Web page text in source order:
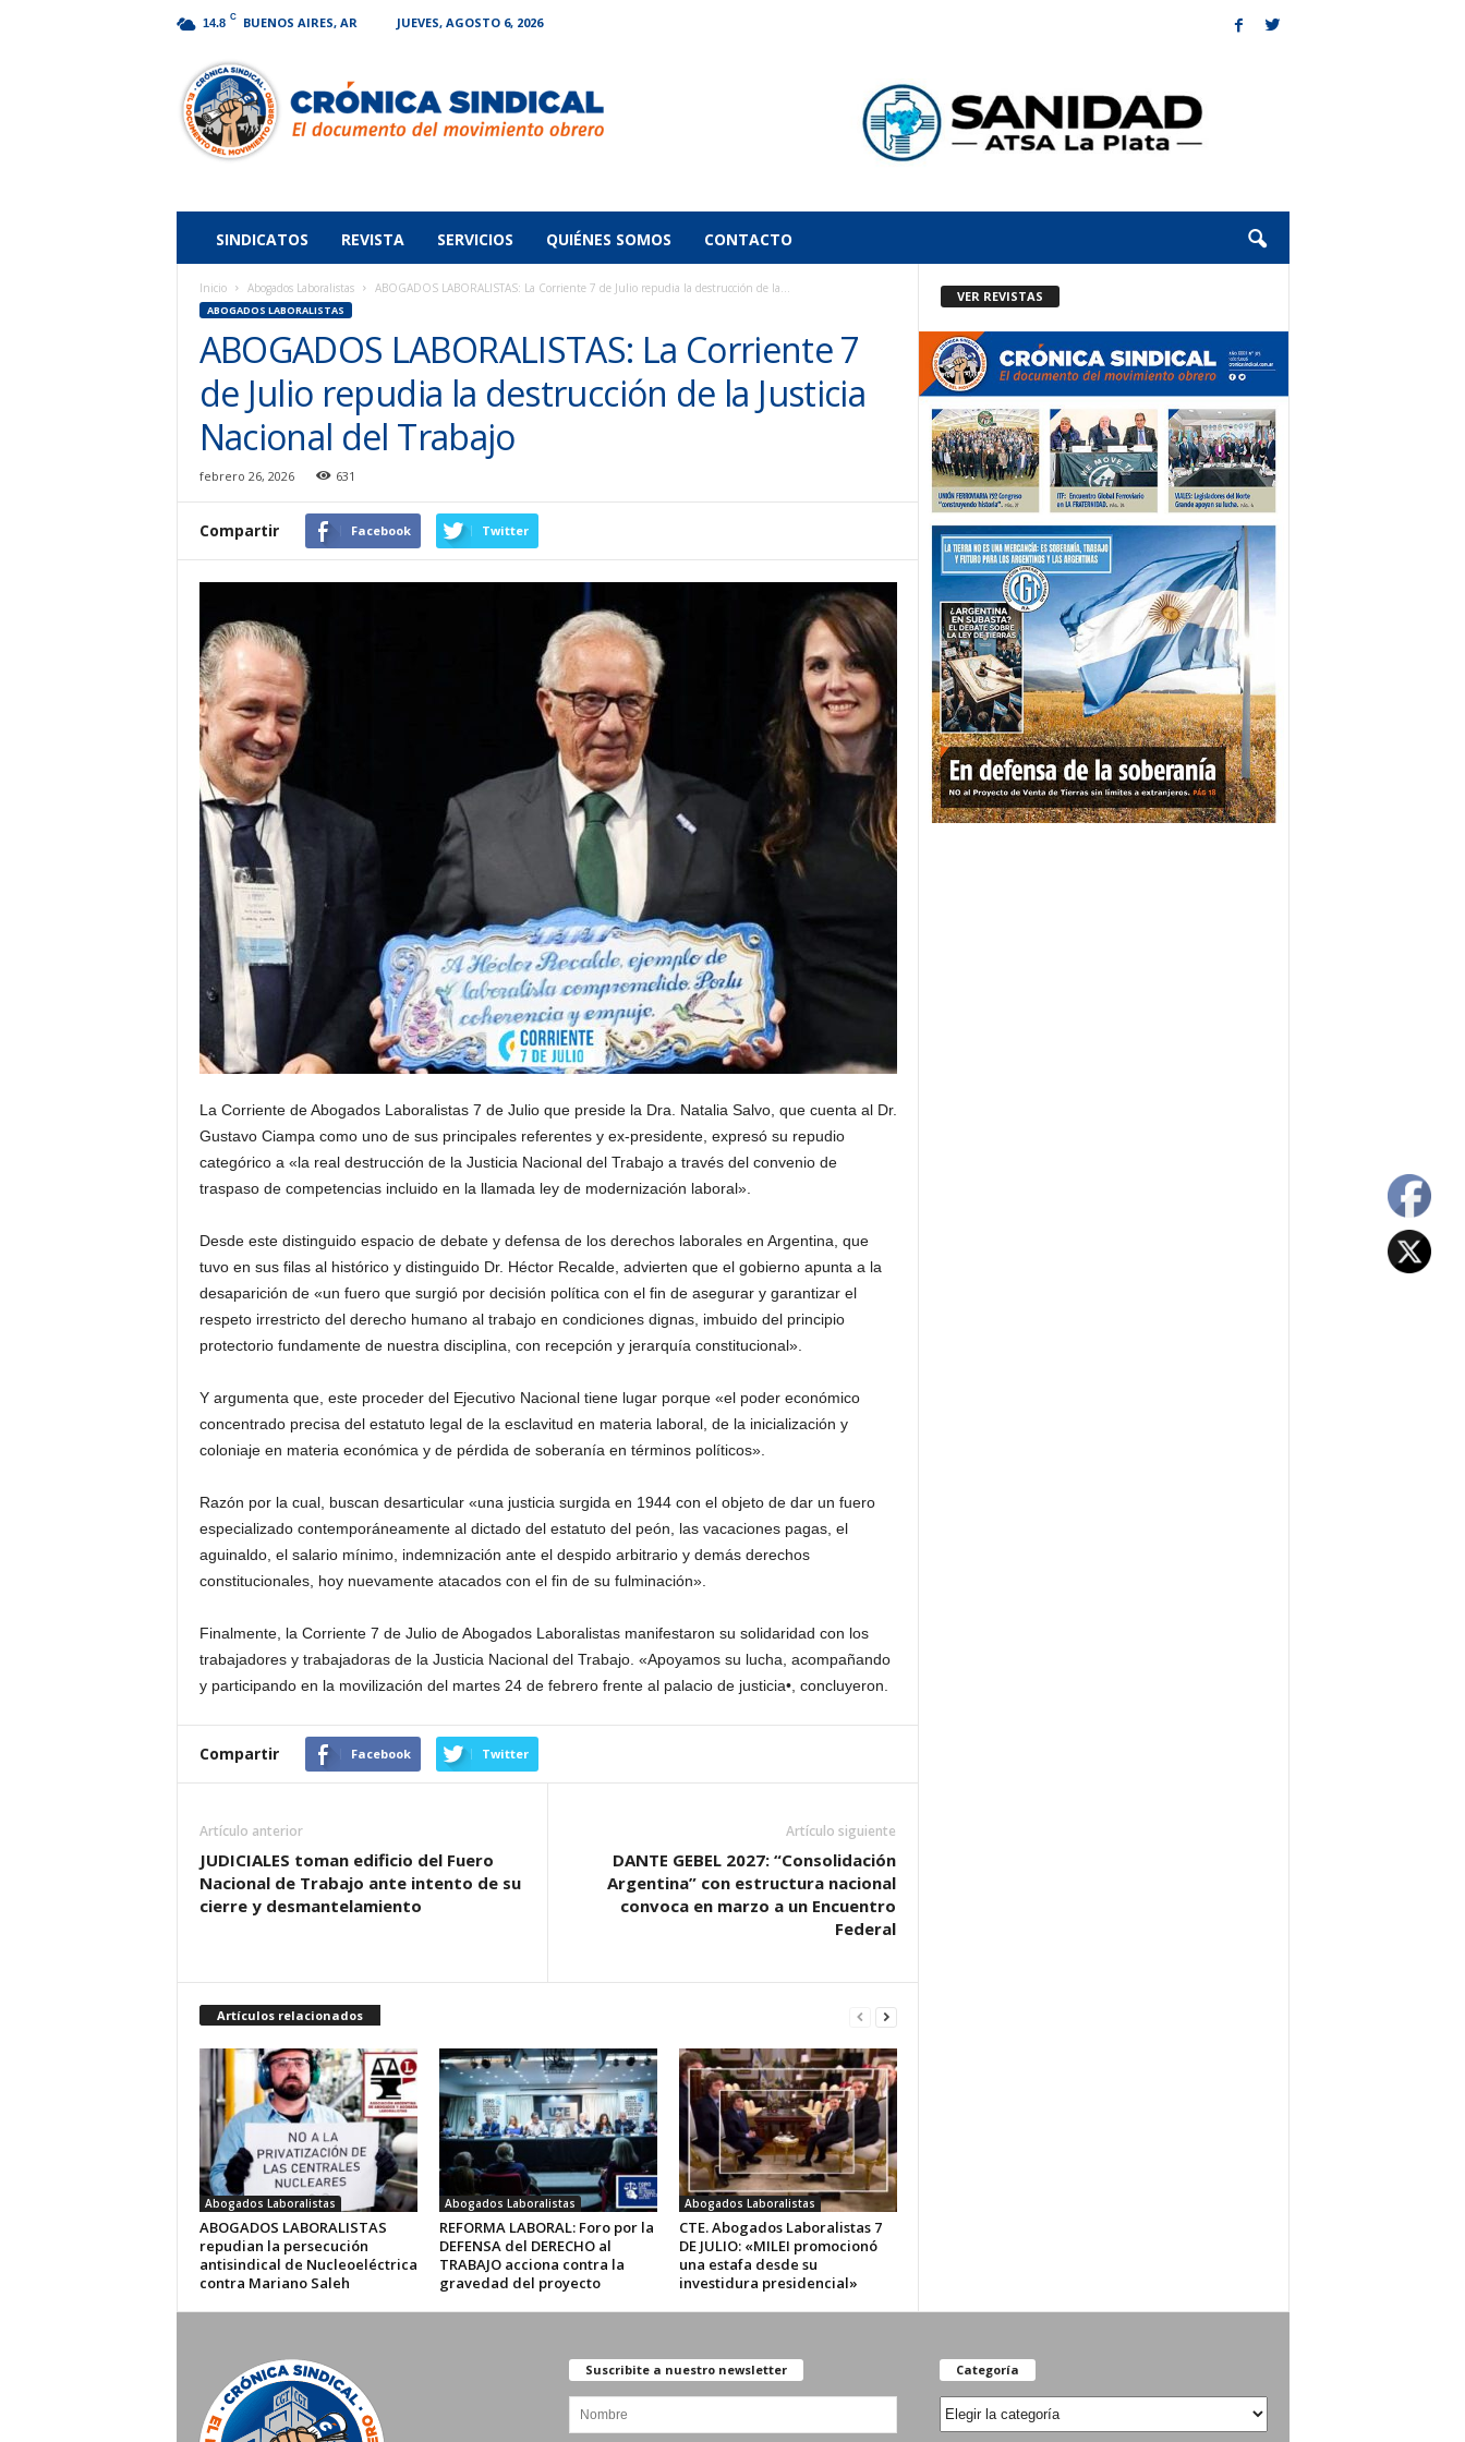
14.8 C BUENOS AIRES, AR JUEVES, AGOSTO 6, 2026
Sindical
SINDICATOS REVISTA SERVICIOS QUIÉNES SOMOS CONTACTO
Inicio Abogados Laboralistas ABOGADOS LABORALISTAS: La Corriente 7 de Julio repudia la destrucción de la...
ABOGADOS LABORALISTAS
ABOGADOS LABORALISTAS: La Corriente 7
de Julio repudia la destrucción de la Justicia
Nacional del Trabajo
febrero 26, 2026 631
Compartir Facebook Twitter
La Corriente de Abogados Laboralistas 7 de Julio que preside la Dra. Natalia Salvo, que cuenta al Dr.
Gustavo Ciampa como uno de sus principales referentes y ex-presidente, expresó su repudio
categórico a «la real destrucción de la Justicia Nacional del Trabajo a través del convenio de
traspaso de competencias incluido en la llamada ley de modernización laboral».
Desde este distinguido espacio de debate y defensa de los derechos laborales en Argentina, que
tuvo en sus filas al histórico y distinguido Dr. Héctor Recalde, advierten que el gobierno apunta a la
desaparición de «un fuero que surgió por decisión política con el fin de asegurar y garantizar el
respeto irrestricto del derecho humano al trabajo en condiciones dignas, imbuido del principio
protectorio fundamente de nuestra disciplina, con recepción y jerarquía constitucional».
Y argumenta que, este proceder del Ejecutivo Nacional tiene lugar porque «el poder económico
concentrado precisa del estatuto legal de la esclavitud en materia laboral, de la inicialización y
coloniaje en materia económica y de pérdida de soberanía en términos políticos».
Razón por la cual, buscan desarticular «una justicia surgida en 1944 con el objeto de dar un fuero
especializado contemporáneamente al dictado del estatuto del peón, las vacaciones pagas, el
aguinaldo, el salario mínimo, indemnización ante el despido arbitrario y demás derechos
constitucionales, hoy nuevamente atacados con el fin de su fulminación».
Finalmente, la Corriente 7 de Julio de Abogados Laboralistas manifestaron su solidaridad con los
trabajadores y trabajadoras de la Justicia Nacional del Trabajo. «Apoyamos su lucha, acompañando
y participando en la movilización del martes 24 de febrero frente al palacio de justicia•, concluyeron.
Compartir Facebook Twitter
Artículo anterior
JUDICIALES toman edificio del Fuero
Nacional de Trabajo ante intento de su
cierre y desmantelamiento
Artículo siguiente
DANTE GEBEL 2027: “Consolidación
Argentina” con estructura nacional
convoca en marzo a un Encuentro
Federal
Artículos relacionados
Abogados Laboralistas
ABOGADOS LABORALISTAS
repudian la persecución
antisindical de Nucleoeléctrica
contra Mariano Saleh
Abogados Laboralistas
REFORMA LABORAL: Foro por la
DEFENSA del DERECHO al
TRABAJO acciona contra la
gravedad del proyecto
Abogados Laboralistas
CTE. Abogados Laboralistas 7
DE JULIO: «MILEI promocionó
una estafa desde su
investidura presidencial»
VER REVISTAS
Suscribite a nuestro newsletter Categoría
Categoría